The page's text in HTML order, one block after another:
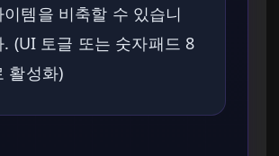
이템을 비축할 수 있습니
. (UI 토글 또는 숫자패드 8
활성화)